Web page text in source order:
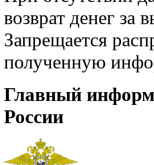
возврат денег за
Запрещается
полученную
Главный
России